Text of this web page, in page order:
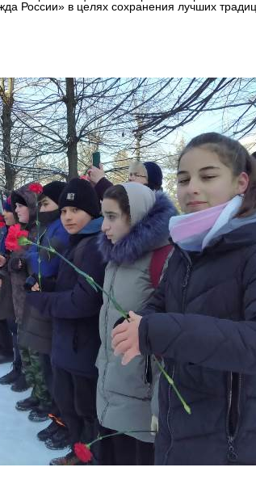
России» в целях сохранения лучших